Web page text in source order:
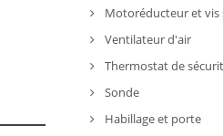
Motoréducteur et vis
Ventilateur d'air
Thermostat de
Sonde
Habillage et porte